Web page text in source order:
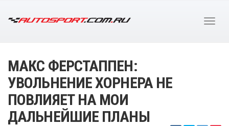
МАКС ФЕРСТАППЕН:
УВОЛЬНЕНИЕ ХОРНЕРА НЕ
ПОВЛИЯЕТ НА МОИ
ДАЛЬНЕЙШИЕ ПЛАНЫ